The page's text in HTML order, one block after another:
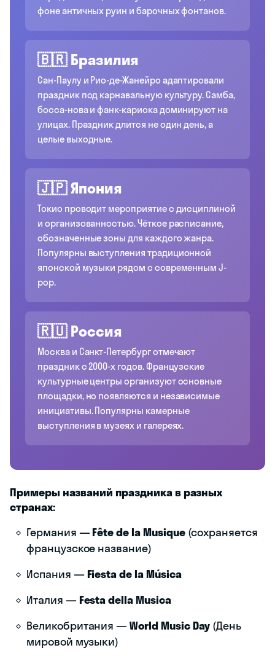
фоне античных руин и барочных фонтанов.
🇧🇷 Бразилия
Сан-Паулу и Рио-де-Жанейро адаптировали
праздник под карнавальную культуру. Самба,
босса-нова и фанк-кариока доминируют на
улицах. Праздник длится не один день, а
целые выходные.
🇯🇵 Япония
Токио проводит мероприятие с дисциплиной
и организованностью. Чёткое расписание,
обозначенные зоны для каждого жанра.
Популярны выступления традиционной
японской музыки рядом с современным J-
pop.
🇷🇺 Россия
Москва и Санкт-Петербург отмечают
праздник с 2000-х годов. Французские
культурные центры организуют основные
площадки, но появляются и независимые
инициативы. Популярны камерные
выступления в музеях и галереях.
Примеры названий праздника в разных
странах:
Германия —Fête de la Musique(сохраняется
французское название)
Испания —Fiesta de la Música
Италия —Festa della Musica
Великобритания —World Music Day (День
мировой музыки)